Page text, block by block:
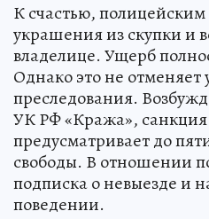
К счастью, полицейским
украшения из скупки и
владелице. Ущерб
Однако это не отменяет
преследования.
УК РФ «Кража», санкция
предусматривает до
свободы. В отношении
подписка о невыезде и
поведении.